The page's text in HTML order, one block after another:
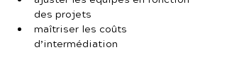
des projets
maîtriser les coûts
d’intermédiation